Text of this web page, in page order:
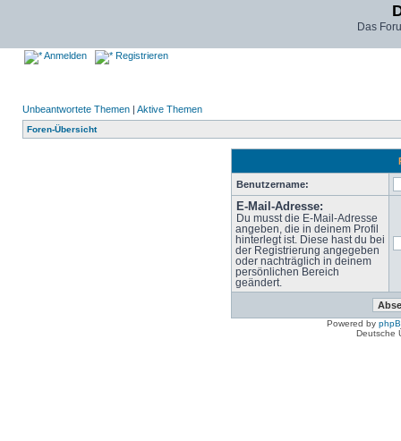
Das
Anmelden Registrieren
Unbeantwortete Themen | Aktive Themen
Foren-Übersicht
Benutzername:
E-Mail-Adresse:
Du musst die E-Mail-Adresse
angeben, die in deinem Profil
hinterlegt ist. Diese hast du bei
der Registrierung angegeben
oder nachträglich in deinem
persönlichen Bereich
geändert.
Powered by
Deutsche